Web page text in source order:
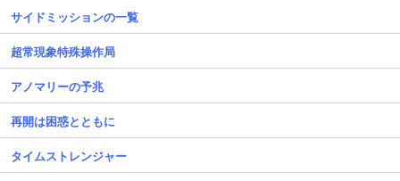
サイドミッションの一覧
超常現象特殊操作局
アノマリーの予兆
再開は困惑とともに
タイムストレンジャー